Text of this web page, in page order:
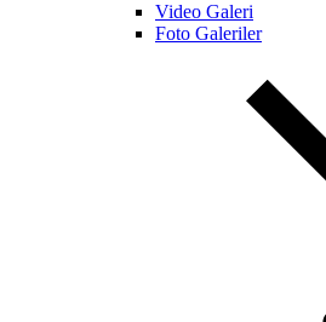
Video Galeri
Foto Galeriler